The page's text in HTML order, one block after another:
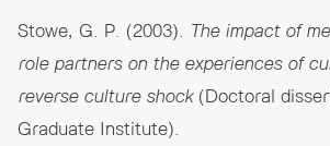
Stowe, G. P. (2003). The impact of
role partners on the experiences of
reverse culture shock(Doctoral
Graduate Institute).